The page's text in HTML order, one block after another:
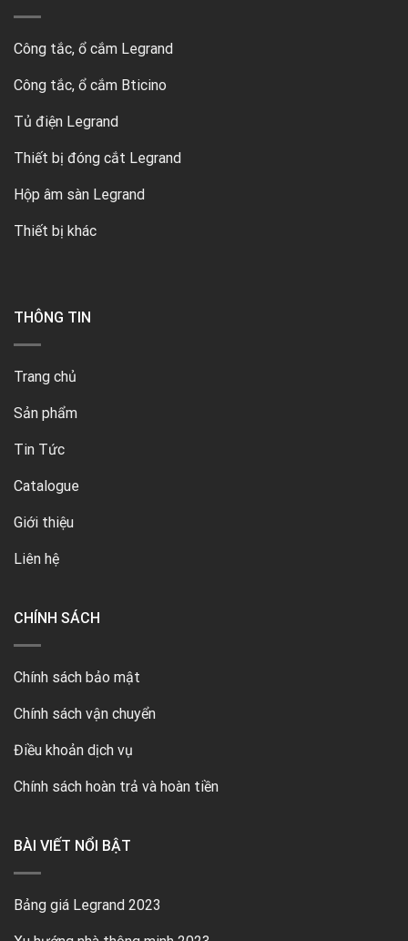
Công tắc, ổ cắm Legrand
Công tắc, ổ cắm Bticino
Tủ điện Legrand
Thiết bị đóng cắt Legrand
Hộp âm sàn Legrand
Thiết bị khác
THÔNG TIN
Trang chủ
Sản phẩm
Tin Tức
Catalogue
Giới thiệu
Liên hệ
CHÍNH SÁCH
Chính sách bảo mật
Chính sách vận chuyển
Điều khoản dịch vụ
Chính sách hoàn trả và hoàn tiền
BÀI VIẾT NỔI BẬT
Bảng giá Legrand 2023